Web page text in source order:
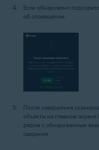
Если обнаружено
об оповещении.
После завершения
объекты на главном
рядом с обнаруженным
сведения.